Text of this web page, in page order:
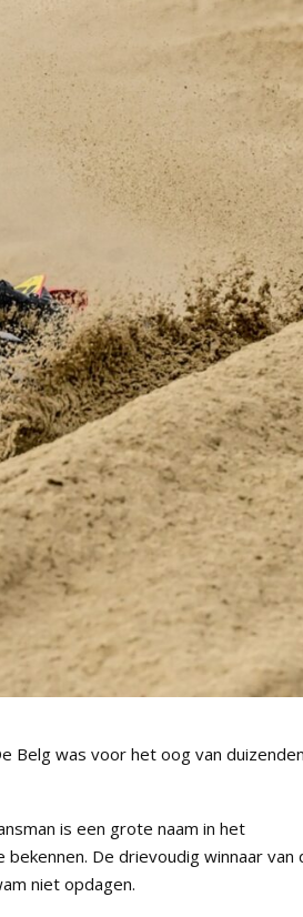
Belg was voor het oog van
is een grote naam in het
De drievoudig winnaar van
niet opdagen.